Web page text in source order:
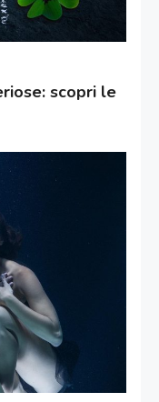
scopri le